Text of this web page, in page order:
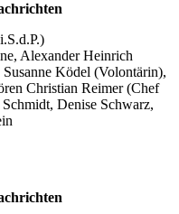
Alexander Heinrich
Susanne Ködel (Volontärin),
Christian Reimer (Chef
Denise Schwarz,